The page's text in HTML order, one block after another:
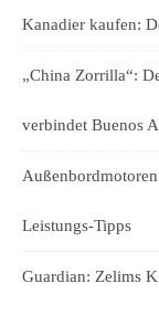
Kanadier kaufen:
„China Zorrilla“:
verbindet Buenos
Leistungs-Tipps
Guardian: Zelims